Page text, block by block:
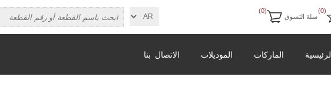
(0)
سلة التسوق
(0)
الرئيسية الماركات الموديلات الاتصال بنا